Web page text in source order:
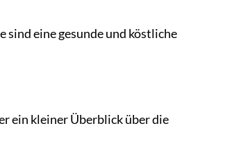
eine gesunde und köstliche
ein kleiner Überblick über die